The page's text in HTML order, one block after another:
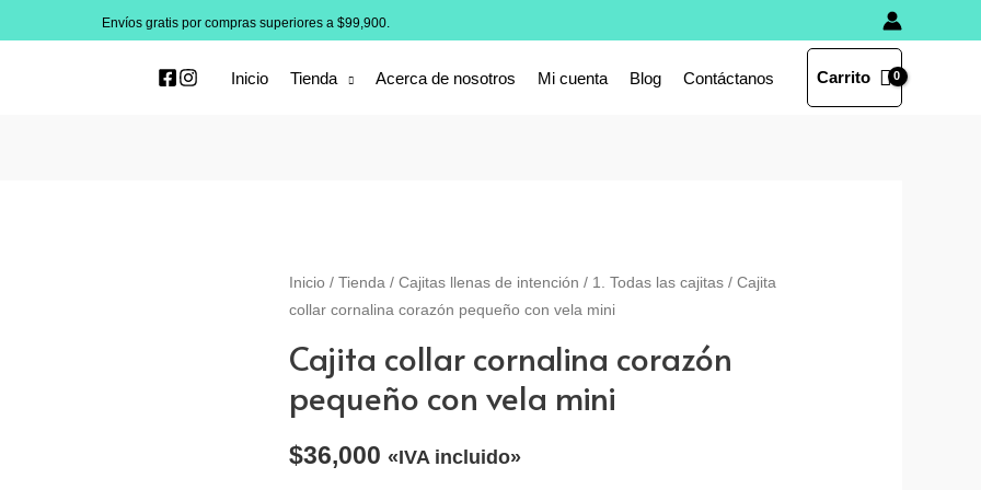
Envíos gratis por compras superiores a $99,900.
Inicio Tienda Acerca de nosotros Mi cuenta Blog Contáctanos Carrito
Inicio / Tienda / Cajitas llenas de intención / 1. Todas las cajitas / Cajita
collar cornalina corazón pequeño con vela mini
Cajita collar cornalina corazón
pequeño con vela mini
$36,000 «IVA incluido»